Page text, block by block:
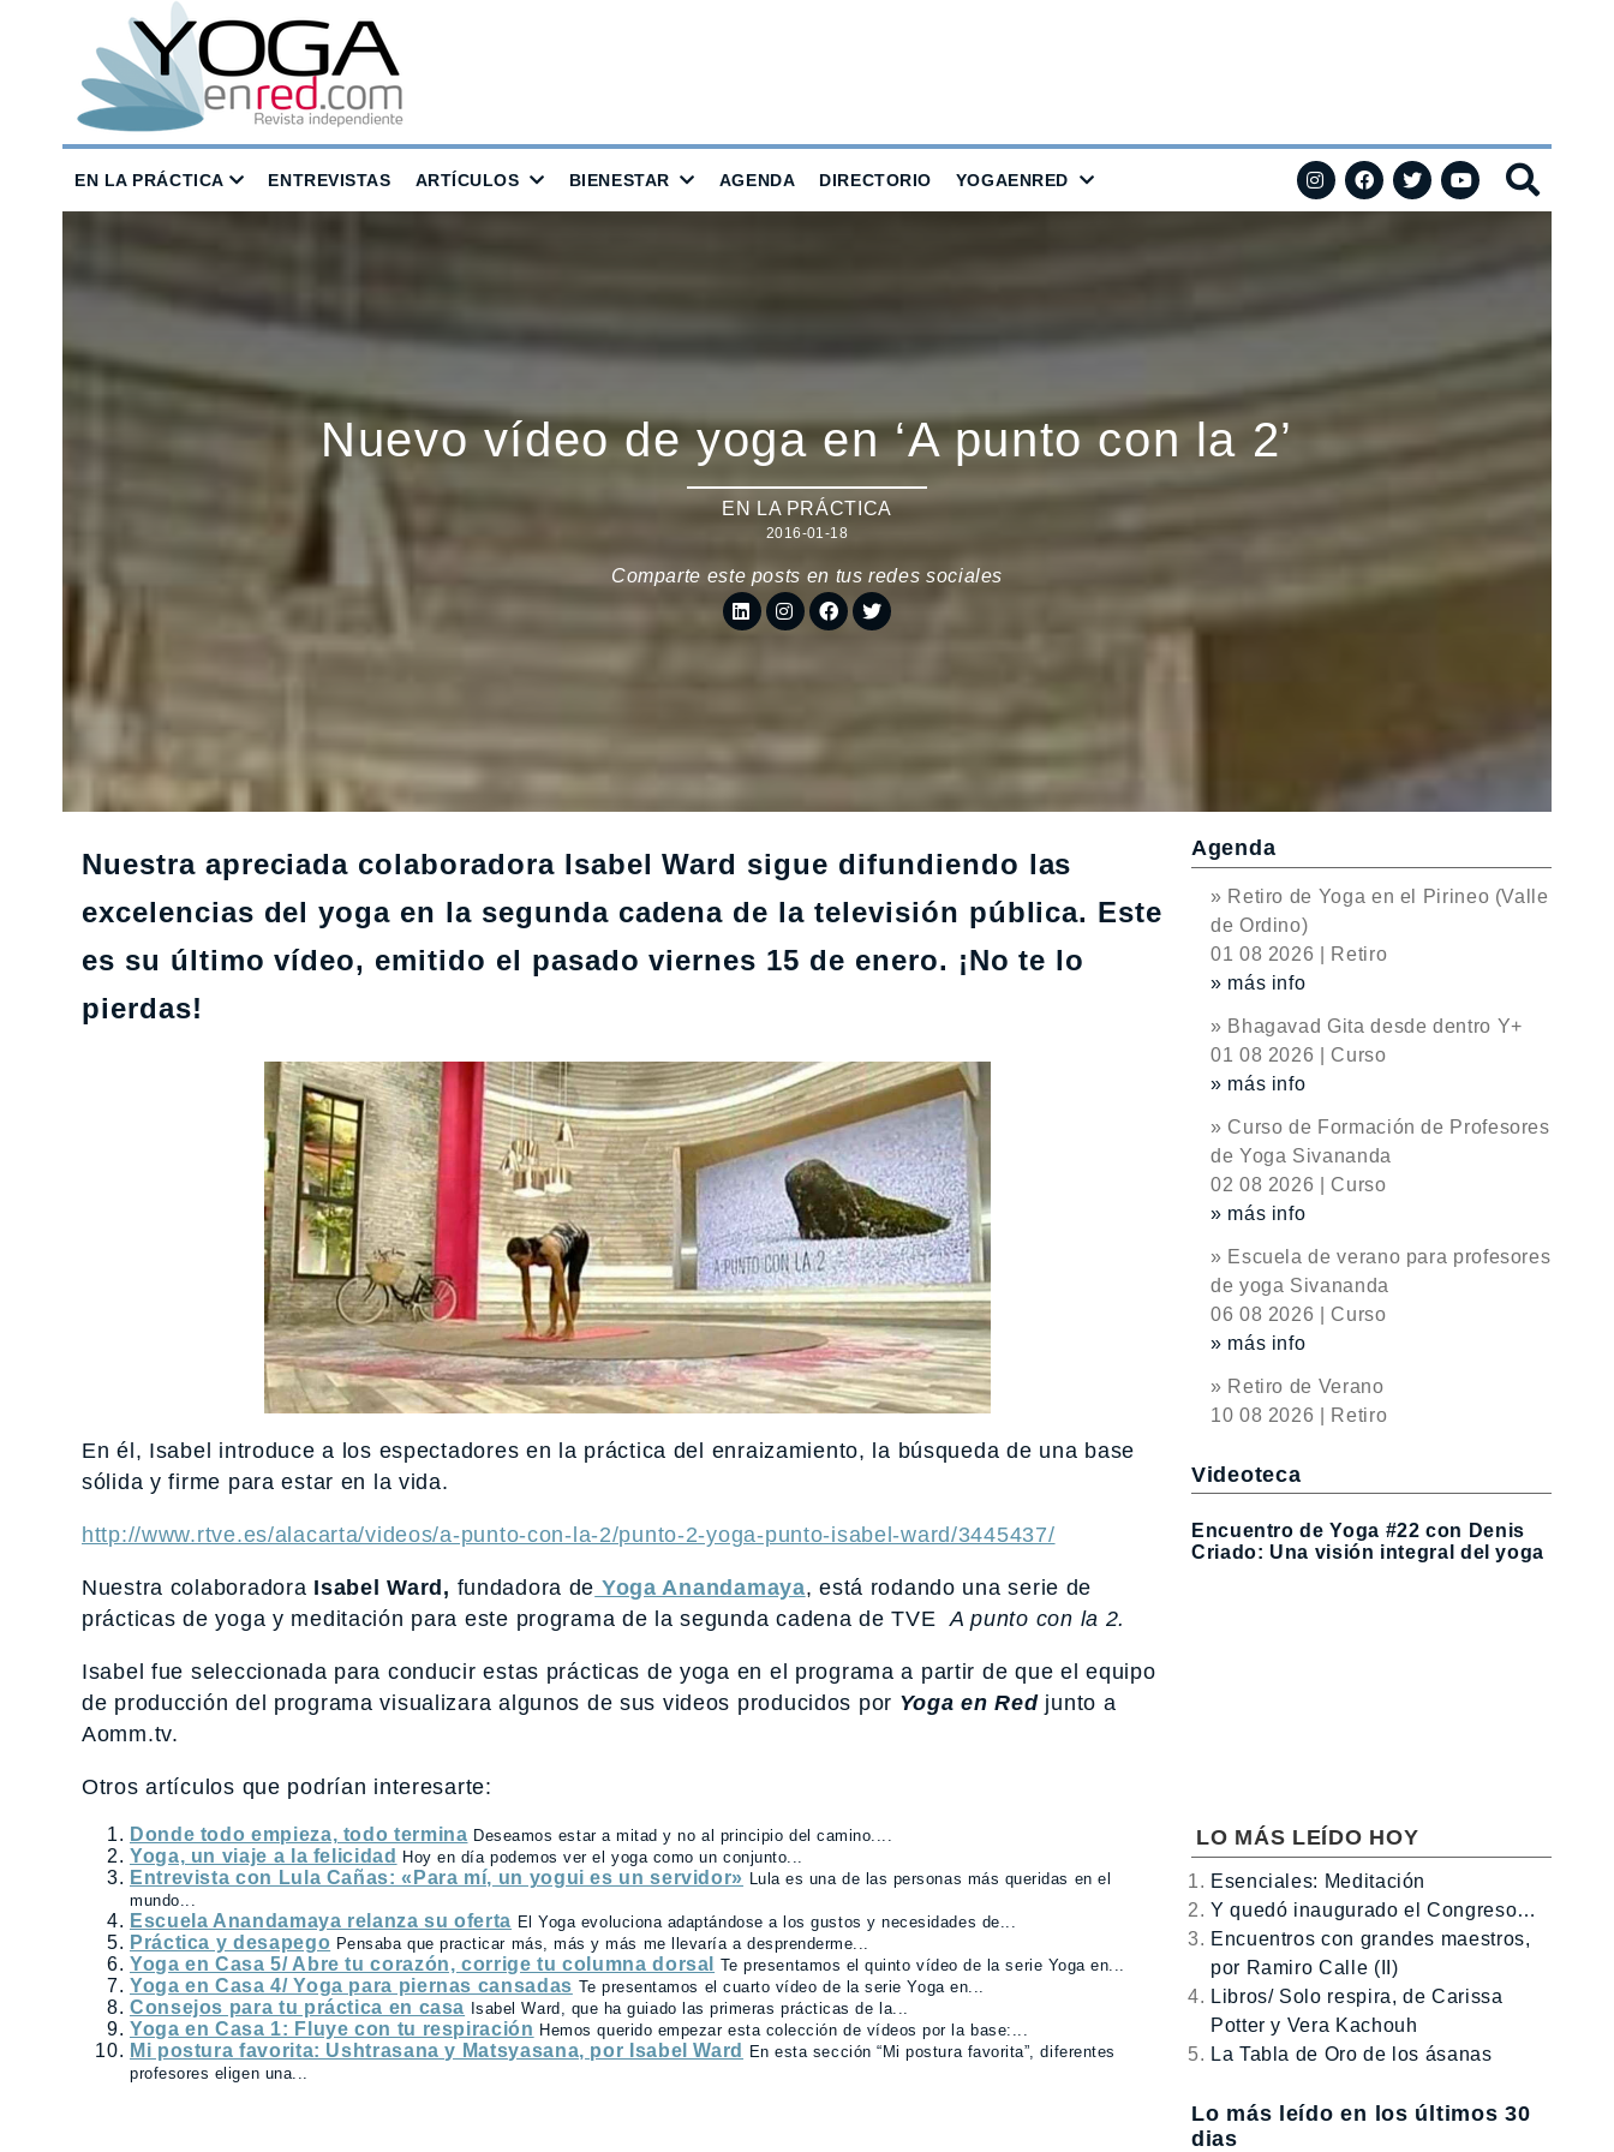
EN LA PRÁCTICA ENTREVISTAS ARTÍCULOS BIENESTAR AGENDA DIRECTORIO YOGAENRED
Nuevo vídeo de yoga en ‘A punto con la 2’
EN LA PRÁCTICA
2016-01-18
Comparte este posts en tus redes sociales
Nuestra apreciada colaboradora Isabel Ward sigue difundiendo las
excelencias del yoga en la segunda cadena de la televisión pública. Este
es su último vídeo, emitido el pasado viernes 15 de enero. ¡No te lo
pierdas!
En él, Isabel introduce a los espectadores en la práctica del enraizamiento, la búsqueda de una base
sólida y firme para estar en la vida.
http://www.rtve.es/alacarta/videos/a-punto-con-la-2/punto-2-yoga-punto-isabel-ward/3445437/
Nuestra colaboradora Isabel Ward, fundadora de Yoga Anandamaya, está rodando una serie de
prácticas de yoga y meditación para este programa de la segunda cadena de TVE A punto con la 2.
Isabel fue seleccionada para conducir estas prácticas de yoga en el programa a partir de que el equipo
de producción del programa visualizara algunos de sus videos producidos por Yoga en Redjunto a
Aomm.tv.
Otros artículos que podrían interesarte:
Donde todo empieza, todo termina Deseamos estar a mitad y no al principio del camino....
Yoga, un viaje a la felicidad Hoy en día podemos ver el yoga como un conjunto...
Entrevista con Lula Cañas: «Para mí, un yogui es un servidor» Lula es una de las personas más queridas en el
mundo...
Escuela Anandamaya relanza su oferta El Yoga evoluciona adaptándose a los gustos y necesidades de...
Práctica y desapego Pensaba que practicar más, más y más me llevaría a desprenderme...
Yoga en Casa 5/ Abre tu corazón, corrige tu columna dorsal Te presentamos el quinto vídeo de la serie Yoga en...
Yoga en Casa 4/ Yoga para piernas cansadas Te presentamos el cuarto vídeo de la serie Yoga en...
Consejos para tu práctica en casa Isabel Ward, que ha guiado las primeras prácticas de la...
Yoga en Casa 1: Fluye con tu respiración Hemos querido empezar esta colección de vídeos por la base:...
Mi postura favorita: Ushtrasana y Matsyasana, por Isabel Ward
En esta sección “Mi postura favorita”, diferentes
profesores eligen una...
Agenda
» Retiro de Yoga en el Pirineo (Valle
de Ordino)
01 08 2026 | Retiro
» más info
» Bhagavad Gita desde dentro Y+
01 08 2026 | Curso
» más info
» Curso de Formación de Profesores
de Yoga Sivananda
02 08 2026 | Curso
» más info
» Escuela de verano para profesores
de yoga Sivananda
06 08 2026 | Curso
» más info
» Retiro de Verano
10 08 2026 | Retiro
Videoteca
Encuentro de Yoga #22 con Denis
Criado: Una visión integral del yoga
LO MÁS LEÍDO HOY
Esenciales: Meditación
Y quedó inaugurado el Congreso…
Encuentros con grandes maestros,
por Ramiro Calle (II)
Libros/ Solo respira, de Carissa
Potter y Vera Kachouh
La Tabla de Oro de los ásanas
Lo más leído en los últimos 30
dias